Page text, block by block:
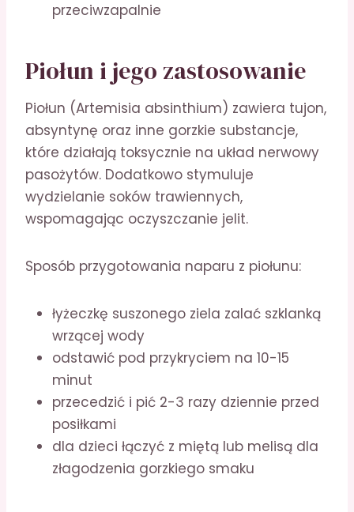
przeciwzapalnie
Piołun i jego zastosowanie
Piołun (Artemisia absinthium) zawiera tujon,
absyntynę oraz inne gorzkie substancje,
które działają toksycznie na układ nerwowy
pasożytów. Dodatkowo stymuluje
wydzielanie soków trawiennych,
wspomagając oczyszczanie jelit.
Sposób przygotowania naparu z piołunu:
łyżeczkę suszonego ziela zalać szklanką
wrzącej wody
odstawić pod przykryciem na 10-15
minut
przecedzić i pić 2-3 razy dziennie przed
posiłkami
dla dzieci łączyć z miętą lub melisą dla
złagodzenia gorzkiego smaku